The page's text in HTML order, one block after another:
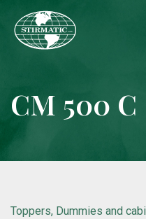
CM 500
Toppers, Dummies and